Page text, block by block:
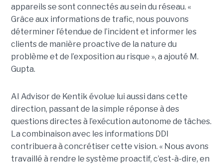
appareils se sont connectés au sein du réseau. «
Grâce aux informations de trafic, nous pouvons
déterminer l’étendue de l’incident et informer les
clients de manière proactive de la nature du
problème et de l’exposition au risque », a ajouté M.
Gupta.
AI Advisor de Kentik évolue lui aussi dans cette
direction, passant de la simple réponse à des
questions directes à l’exécution autonome de tâches.
La combinaison avec les informations DDI
contribuera à concrétiser cette vision. « Nous avons
travaillé à rendre le système proactif, c’est-à-dire, en